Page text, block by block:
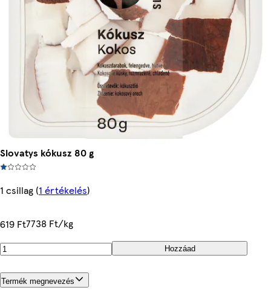
Slovatys kókusz 80 g
1 csillag (1 értékelés)
619 Ft7738 Ft/kg
Hozzáad
Termék megnevezés